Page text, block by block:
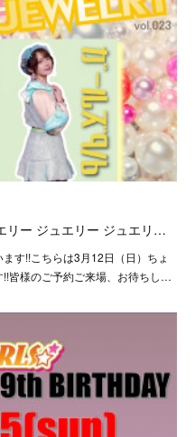
リー ジュエリー ジュエリ…
す!!こちらは3月12日（日）ちょ
皆様のご予約ご来場、お待ちし…